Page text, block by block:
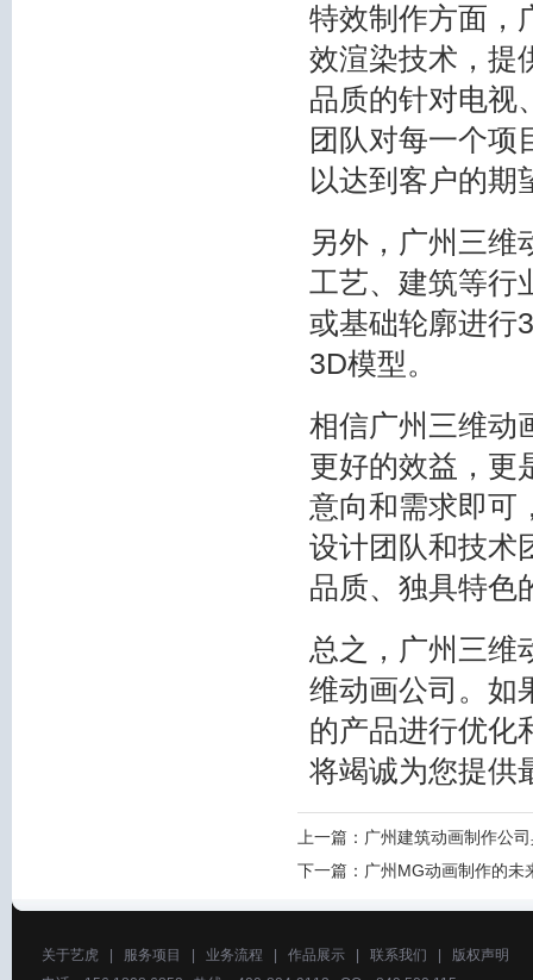
特效制作方面，
效渲染技术，提
品质的针对电视
团队对每一个项
以达到客户的期
另外，广州三维
工艺、建筑等行
或基础轮廓进行
3D模型。
相信广州三维动
更好的效益，更
意向和需求即可
设计团队和技术
品质、独具特色
总之，广州三维
维动画公司。如
的产品进行优化
将竭诚为您提供
上一篇： 广州建筑动画制作公
下一篇： 广州MG动画制作的未
关于艺虎 服务项目 业务流程 作品展示 联系我们
版权声明